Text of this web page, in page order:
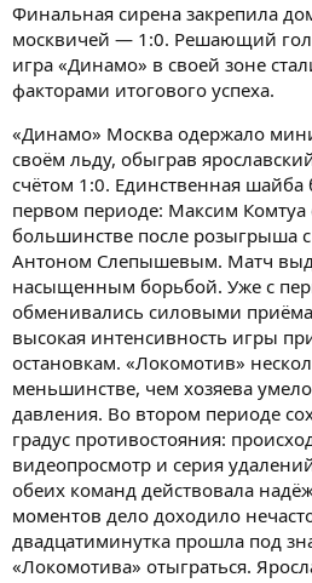
Финальная сирена закрепила
москвичей — 1:0. Решающий гол
игра «Динамо» в своей зоне
факторами итогового успеха.
«Динамо» Москва одержало
своём льду, обыграв
счётом 1:0. Единственная
первом периоде: Максим Комтуа
большинстве после розыгрыша
Антоном Слепышевым. Матч
насыщенным борьбой. Уже с
обменивались силовыми
высокая интенсивность игры
остановкам. «Локомотив»
меньшинстве, чем хозяева
давления. Во втором периоде
градус противостояния:
видеопросмотр и серия
обеих команд действовала
моментов дело доходило
двадцатиминутка прошла под
«Локомотива» отыграться.